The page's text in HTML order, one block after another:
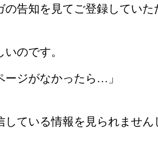
の告知を見てご登録していた
のです。
ージがなかったら…」
している情報を見られませ